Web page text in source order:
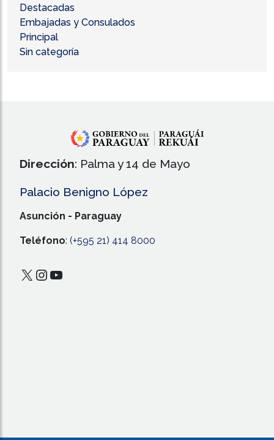
Destacadas
Embajadas y Consulados
Principal
Sin categoría
Dirección: Palma y 14 de Mayo
Palacio Benigno López
Asunción - Paraguay
Teléfono: (+595 21) 414 8000
X Instagram
YouTube